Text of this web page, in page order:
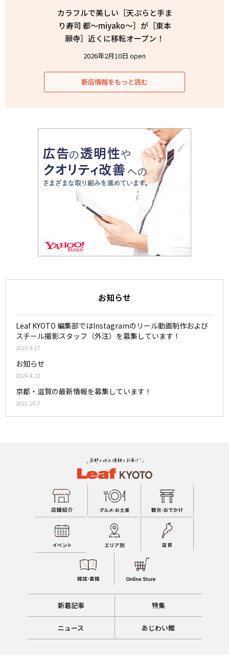
カラフルで美しい［天ぷらと手ま
り寿司 都〜miyako〜］が［東本
願寺］近くに移転オープン！
2026年2月10日 open
新店情報をもっと読む
お知らせ
Leaf KYOTO 編集部ではInstagramのリール動画制作および
スチール撮影スタッフ（外注）を募集しています！
2025.9.17
お知らせ
2024.4.22
京都・滋賀の最新情報を募集しています！
2021.10.7
新着記事 特集
ニュース あじわい館